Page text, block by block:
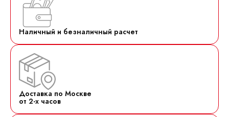
Наличный и безналичный расчет
Доставка по Москве
от 2-х часов